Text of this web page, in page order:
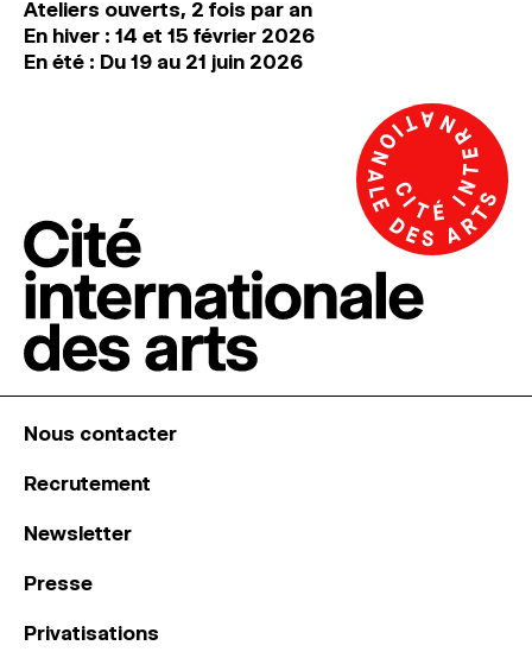
Ateliers ouverts, 2 fois par an
En hiver : 14 et 15 février 2026
En été : Du 19 au 21 juin 2026
Nous contacter
Recrutement
Newsletter
Presse
Privatisations